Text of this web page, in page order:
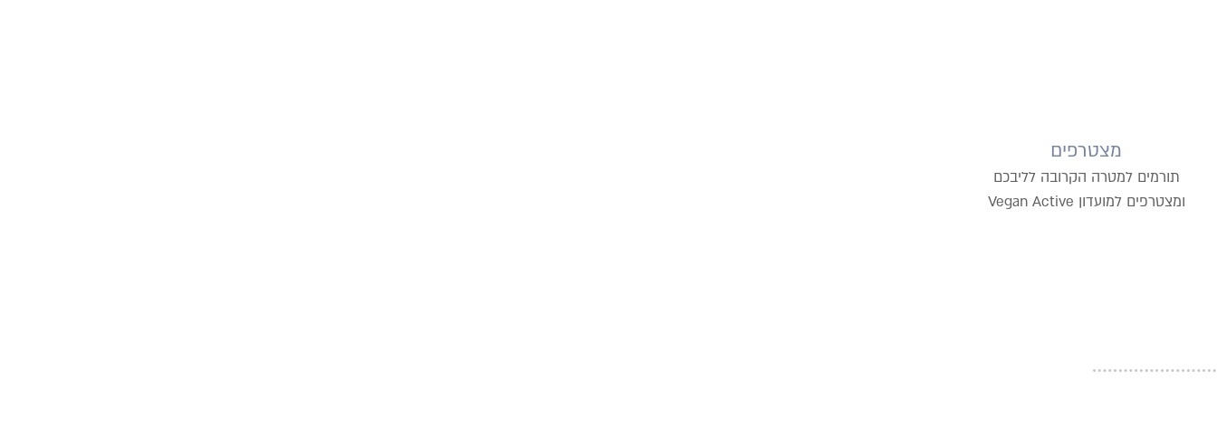
מצטרפים
תורמים למטרה הקרובה לליבכם
ומצטרפים למועדון Vegan Active